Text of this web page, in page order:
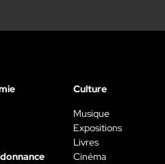
Culture
Musique
Expositions
Livres
Cinéma